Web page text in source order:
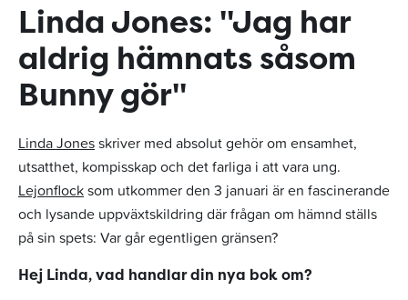
Linda Jones: "Jag har
aldrig hämnats såsom
Bunny gör"
Linda Jonesskriver med absolut gehör om ensamhet,
utsatthet, kompisskap och det farliga i att vara ung.
Lejonflocksom utkommer den 3 januari är en fascinerande
och lysande uppväxtskildring där frågan om hämnd ställs
på sin spets: Var går egentligen gränsen?
Hej Linda, vad handlar din nya bok om?